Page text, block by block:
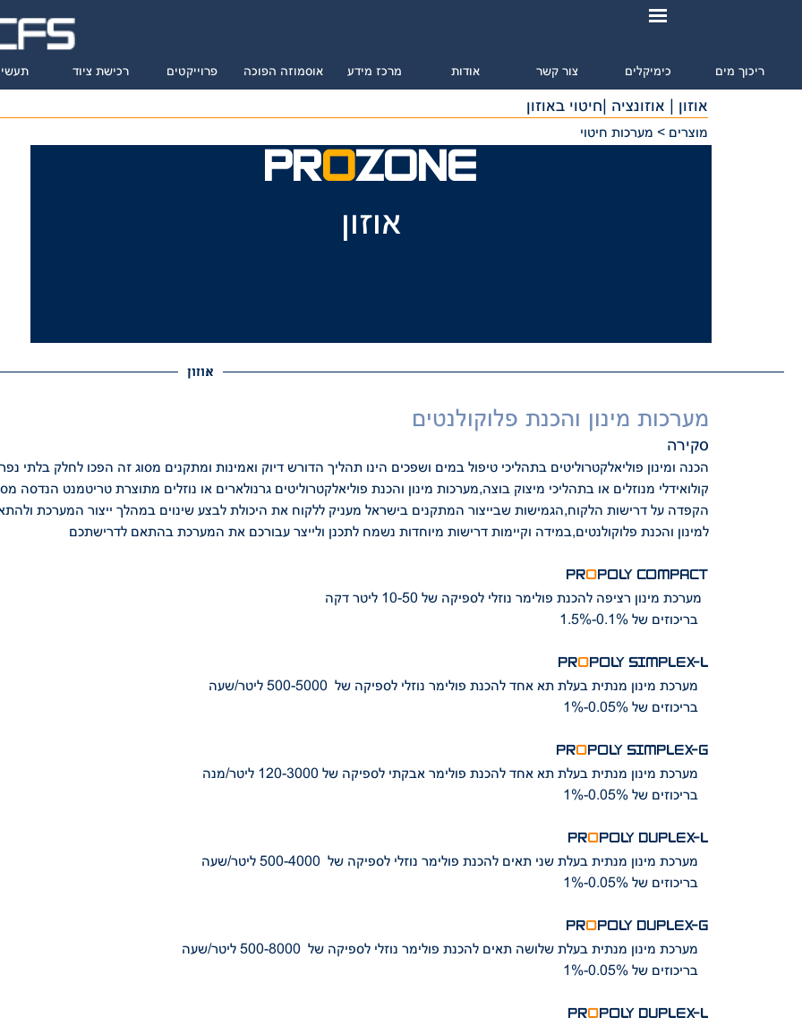
רכישת ציוד פרוייקטים אוסמוזה הפוכה מרכז מידע אודות צור קשר כימיקלים ריכוך מים
אוזון | אוזונציה |חיטוי באוזון
מוצרים > מערכות חיטוי
PROZONE
אוזון
אוזון
מערכות מינון והכנת פלוקולנטים
סקירה
הכנה ומינון פוליאלקטרוליטים בתהליכי טיפול במים ושפכים הינו תהליך הדורש דיוק ואמינות ומתקנים מסוג זה הפכו לחלק בלתי
קולואידלי מנוזלים או בתהליכי מיצוק בוצה,מערכות מינון והכנת פוליאלקטרוליטים גרנולארים או נוזלים מתוצרת טריטמנט הנדסה
הקפדה על דרישות הלקוח,הגמישות שבייצור המתקנים בישראל מעניק ללקוח את היכולת לבצע שינוים במהלך ייצור המערכת
למינון והכנת פלוקולנטים,במידה וקיימות דרישות מיוחדות נשמח לתכנן ולייצר עבורכם את המערכת בהתאם לדרישתכם
PROPOLY COMPACT
מערכת מינון רציפה להכנת פולימר נוזלי לספיקה של 10-50 ליטר דקה
PROPOLY SIMPLEX-L
PROPOLY SIMPLEX-G
PROPOLY DUPLEX-L
PROPOLY DUPLEX-G
PROPOLY DUPLEX-L